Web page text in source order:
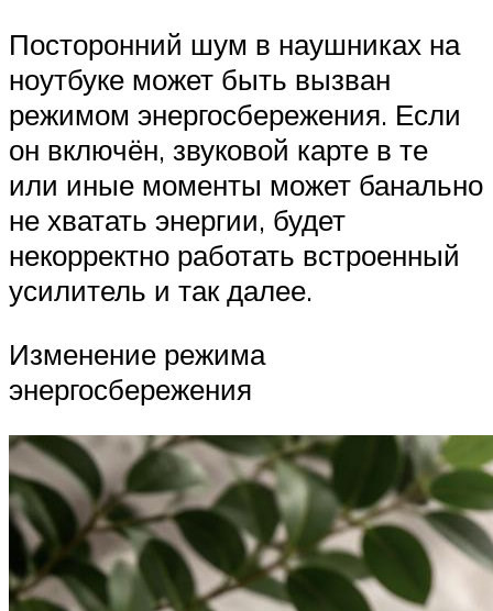
Посторонний шум в наушниках на
ноутбуке может быть вызван
режимом энергосбережения. Если
он включён, звуковой карте в те
или иные моменты может банально
не хватать энергии, будет
некорректно работать встроенный
усилитель и так далее.
Изменение режима
энергосбережения